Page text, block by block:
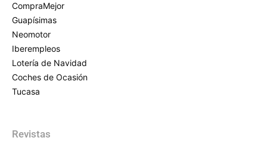
CompraMejor
Guapísimas
Neomotor
Iberempleos
Lotería de Navidad
Coches de Ocasión
Tucasa
Revistas